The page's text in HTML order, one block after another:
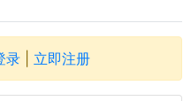
录 立即注册